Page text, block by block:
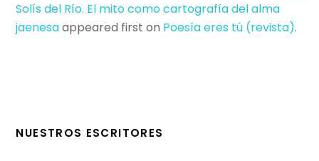
Solís del Río. El mito como cartografía del alma
jaenesaappeared first on Poesí­a eres tú (revista).
NUESTROS ESCRITORES